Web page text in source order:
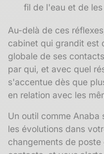
fil de l'eau et de les
Au-delà de ces
cabinet qui grandit est
globale de ses
par qui, et avec quel
s'accentue dès que
en relation avec les
Un outil comme Anaba
les évolutions dans
changements de